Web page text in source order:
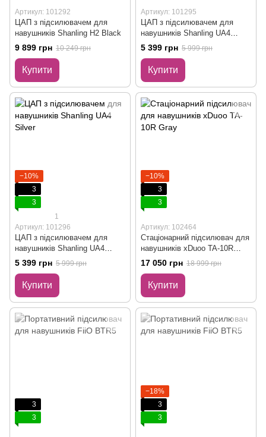
Артикул: 101292
ЦАП з підсилювачем для
навушників Shanling H2 Black
9 899 грн 10 249 грн
Купити
Артикул: 101295
ЦАП з підсилювачем для
навушників Shanling UA4
Titanium
5 399 грн 5 999 грн
Купити
−10%
3
3
1
Артикул: 101296
ЦАП з підсилювачем для
навушників Shanling UA4
Silver
5 399 грн 5 999 грн
Купити
−10%
3
3
Артикул: 102464
Стаціонарний підсилювач для
навушників xDuoo TA-10R
Gray
17 050 грн 18 999 грн
Купити
3
3
−18%
3
3